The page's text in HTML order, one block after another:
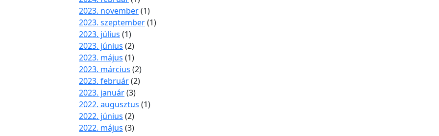
2023. november(1)
2023. szeptember(1)
2023. július (1)
2023. június (2)
2023. május (1)
2023. március (2)
2023. február(2)
2023. január(3)
2022. augusztus (1)
2022. június (2)
2022. május (3)